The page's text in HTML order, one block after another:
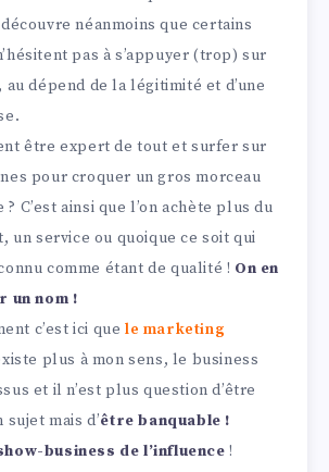
néanmoins que certains
pas à s’appuyer (trop) sur
dépend de la légitimité et d’une
être expert de tout et surfer sur
pour croquer un gros morceau
C’est ainsi que l’on achète plus du
un service ou quoique ce soit qui
comme étant de qualité ! On en
un nom !
c’est ici que le marketing
plus à mon sens, le business
et il n’est plus question d’être
mais d’être banquable !
business de l’influence !